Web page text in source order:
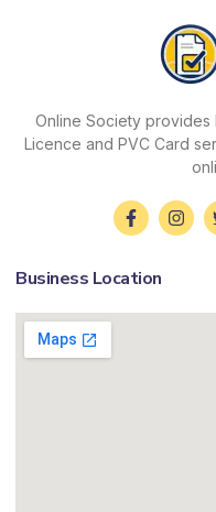
Online Society provides
Licence and PVC Card
Business Location